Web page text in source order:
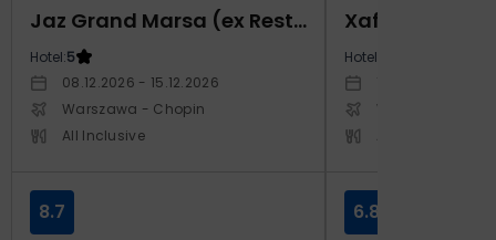
Jaz Grand Marsa (ex Resta Grand Resort)
Hotel:5
08.12.2026 - 15.12.2026
Warszawa - Chopin
All Inclusive
8.7
Xafira Deluxe
Hotel:
Warszawa -
6.8